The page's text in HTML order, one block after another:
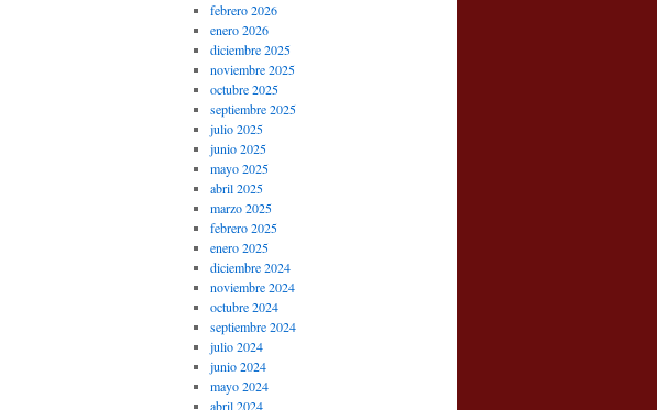
febrero 2026
enero 2026
diciembre 2025
noviembre 2025
octubre 2025
septiembre 2025
julio 2025
junio 2025
mayo 2025
abril 2025
marzo 2025
febrero 2025
enero 2025
diciembre 2024
noviembre 2024
octubre 2024
septiembre 2024
julio 2024
junio 2024
mayo 2024
abril 2024